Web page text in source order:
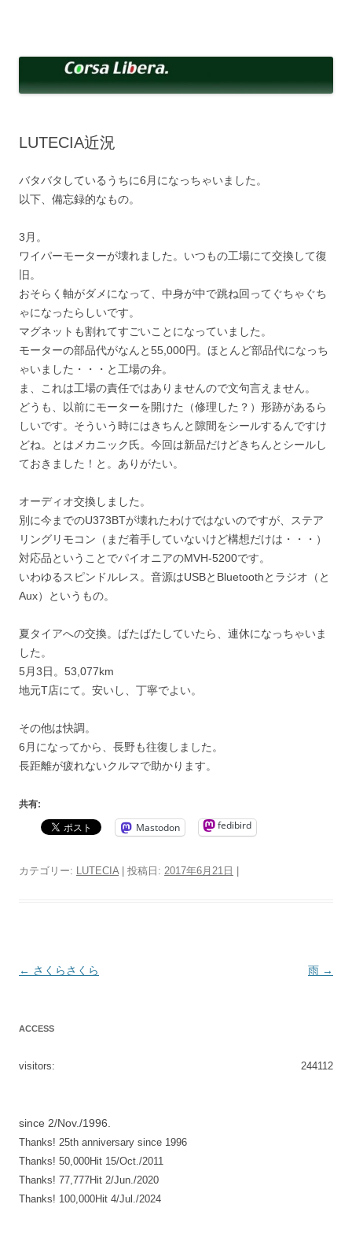
へ
ッ
LUTECIA近況
バタバタしているうちに6月になっちゃいました。
以下、備忘録的なもの。
3月。
ワイパーモーターが壊れました。いつもの工場にて交換して復
旧。
おそらく軸がダメになって、中身が中で跳ね回ってぐちゃぐち
ゃになったらしいです。
マグネットも割れてすごいことになっていました。
モーターの部品代がなんと55,000円。ほとんど部品代になっち
ゃいました・・・と工場の弁。
ま、これは工場の責任ではありませんので文句言えません。
どうも、以前にモーターを開けた（修理した？）形跡があるら
しいです。そういう時にはきちんと隙間をシールするんですけ
どね。とはメカニック氏。今回は新品だけどきちんとシールし
ておきました！と。ありがたい。
オーディオ交換しました。
別に今までのU373BTが壊れたわけではないのですが、ステア
リングリモコン（まだ着手していないけど構想だけは・・・）
対応品ということでパイオニアのMVH-5200です。
いわゆるスピンドルレス。音源はUSBとBluetoothとラジオ（と
Aux）というもの。
夏タイアへの交換。ばたばたしていたら、連休になっちゃいま
した。
5月3日。53,077km
地元T店にて。安いし、丁寧でよい。
その他は快調。
6月になってから、長野も往復しました。
長距離が疲れないクルマで助かります。
共有:
Mastodon fedibird
カテゴリー: LUTECIA | 投稿日: 2017年6月21日 |
投
ョ
ン
← さくらさくら 雨 →
ACCESS
244112
visitors:
since 2/Nov./1996.
Thanks! 25th anniversary since 1996
Thanks! 50,000Hit 15/Oct./2011
Thanks! 77,777Hit 2/Jun./2020
Thanks! 100,000Hit 4/Jul./2024